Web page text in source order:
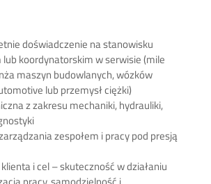
doświadczenie na stanowisku
koordynatorskim w serwisie (mile
maszyn budowlanych, wózków
lub przemysł ciężki)
z zakresu mechaniki, hydrauliki,
zespołem i pracy pod presją
i cel – skuteczność w działaniu